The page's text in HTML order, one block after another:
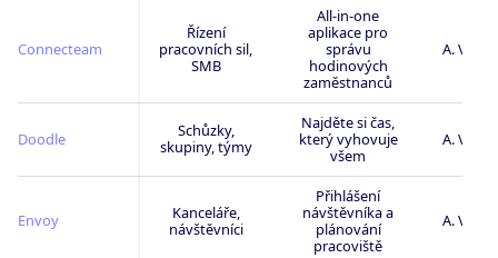
Connecteam
Řízení
pracovních sil,
SMB
All-in-one
aplikace pro
správu
hodinových
zaměstnanců
A.
Doodle
Schůzky,
skupiny, týmy
Najděte si čas,
který vyhovuje
všem
A.
Envoy
Kanceláře,
návštěvníci
Přihlášení
návštěvníka a
plánování
pracoviště
A.